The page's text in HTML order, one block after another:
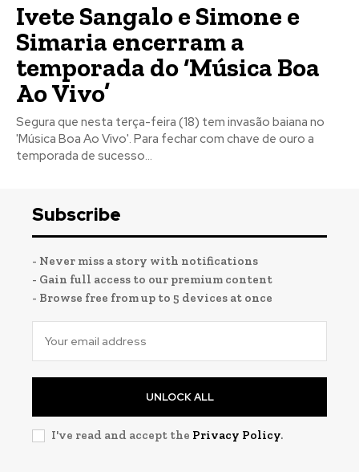
Ivete Sangalo e Simone e
Simaria encerram a
temporada do ‘Música Boa
Ao Vivo’
Segura que nesta terça-feira (18) tem invasão baiana no
'Música Boa Ao Vivo'. Para fechar com chave de ouro a
temporada de sucesso...
Subscribe
- Never miss a story with notifications
- Gain full access to our premium content
- Browse free from up to 5 devices at once
UNLOCK ALL
I've read and accept the Privacy Policy.